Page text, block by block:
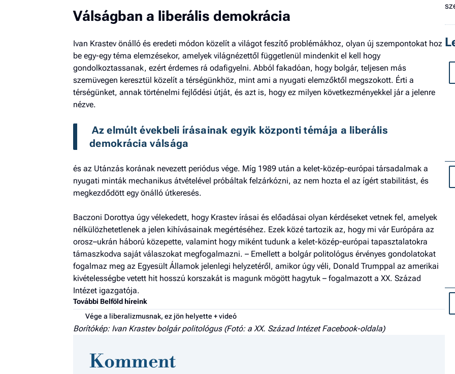
Válságban a liberális demokrácia
Ivan Krastev önálló és eredeti módon közelít a világot feszítő problémákhoz, olyan új szempontokat hoz
be egy-egy téma elemzésekor, amelyek világnézettől függetlenül mindenkit el kell hogy
gondolkoztassanak, ezért érdemes rá odafigyelni. Abból fakadóan, hogy bolgár, teljesen más
szemüvegen keresztül közelít a térségünkhöz, mint ami a nyugati elemzőktől megszokott. Érti a
térségünket, annak történelmi fejlődési útját, és azt is, hogy ez milyen következményekkel jár a jelenre
nézve.
Az elmúlt évekbeli írásainak egyik központi témája a liberális
demokrácia válsága
és az Utánzás korának nevezett periódus vége. Míg 1989 után a kelet-közép-európai társadalmak a
nyugati minták mechanikus átvételével próbáltak felzárkózni, az nem hozta el az ígért stabilitást, és
megkezdődött egy önálló útkeresés.
Baczoni Dorottya úgy vélekedett, hogy Krastev írásai és előadásai olyan kérdéseket vetnek fel, amelyek
nélkülözhetetlenek a jelen kihívásainak megértéséhez. Ezek közé tartozik az, hogy mi vár Európára az
orosz–ukrán háború közepette, valamint hogy miként tudunk a kelet-közép-európai tapasztalatokra
támaszkodva saját válaszokat megfogalmazni. – Emellett a bolgár politológus érvényes gondolatokat
fogalmaz meg az Egyesült Államok jelenlegi helyzetéről, amikor úgy véli, Donald Trumppal az amerikai
kivételességbe vetett hit hosszú korszakát is magunk mögött hagytuk – fogalmazott a XX. Század
Intézet igazgatója.
További Belföld híreink
Vége a liberalizmusnak, ez jön helyette + videó
Borítókép: Ivan Krastev bolgár politológus (Fotó: a XX. Század Intézet Facebook-oldala)
Komment